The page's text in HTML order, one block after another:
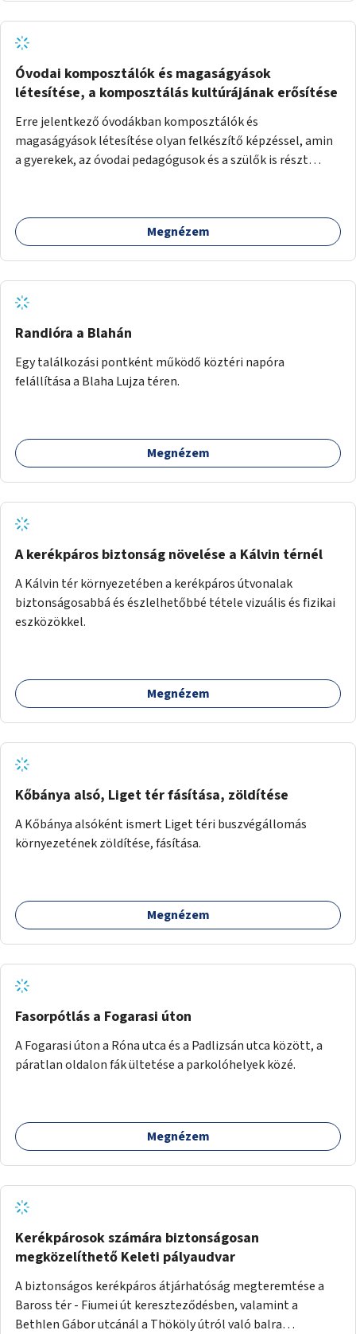
Óvodai komposztálók és magaságyások
létesítése, a komposztálás kultúrájának erősítése
Erre jelentkező óvodákban komposztálók és
magaságyások létesítése olyan felkészítő képzéssel, amin
a gyerekek, az óvodai pedagógusok és a szülők is részt
Megnézem
Randióra a Blahán
Egy találkozási pontként működő köztéri napóra
felállítása a Blaha Lujza téren.
Megnézem
A kerékpáros biztonság növelése a Kálvin térnél
A Kálvin tér környezetében a kerékpáros útvonalak
biztonságosabbá és észlelhetőbbé tétele vizuális és fizikai
eszközökkel.
Megnézem
Kőbánya alsó, Liget tér fásítása, zöldítése
A Kőbánya alsóként ismert Liget téri buszvégállomás
környezetének zöldítése, fásítása.
Megnézem
Fasorpótlás a Fogarasi úton
A Fogarasi úton a Róna utca és a Padlizsán utca között, a
páratlan oldalon fák ültetése a parkolóhelyek közé.
Megnézem
Kerékpárosok számára biztonságosan
megközelíthető Keleti pályaudvar
A biztonságos kerékpáros átjárhatóság megteremtése a
Baross tér - Fiumei út kereszteződésben, valamint a
Bethlen Gábor utcánál a Thököly útról való balra